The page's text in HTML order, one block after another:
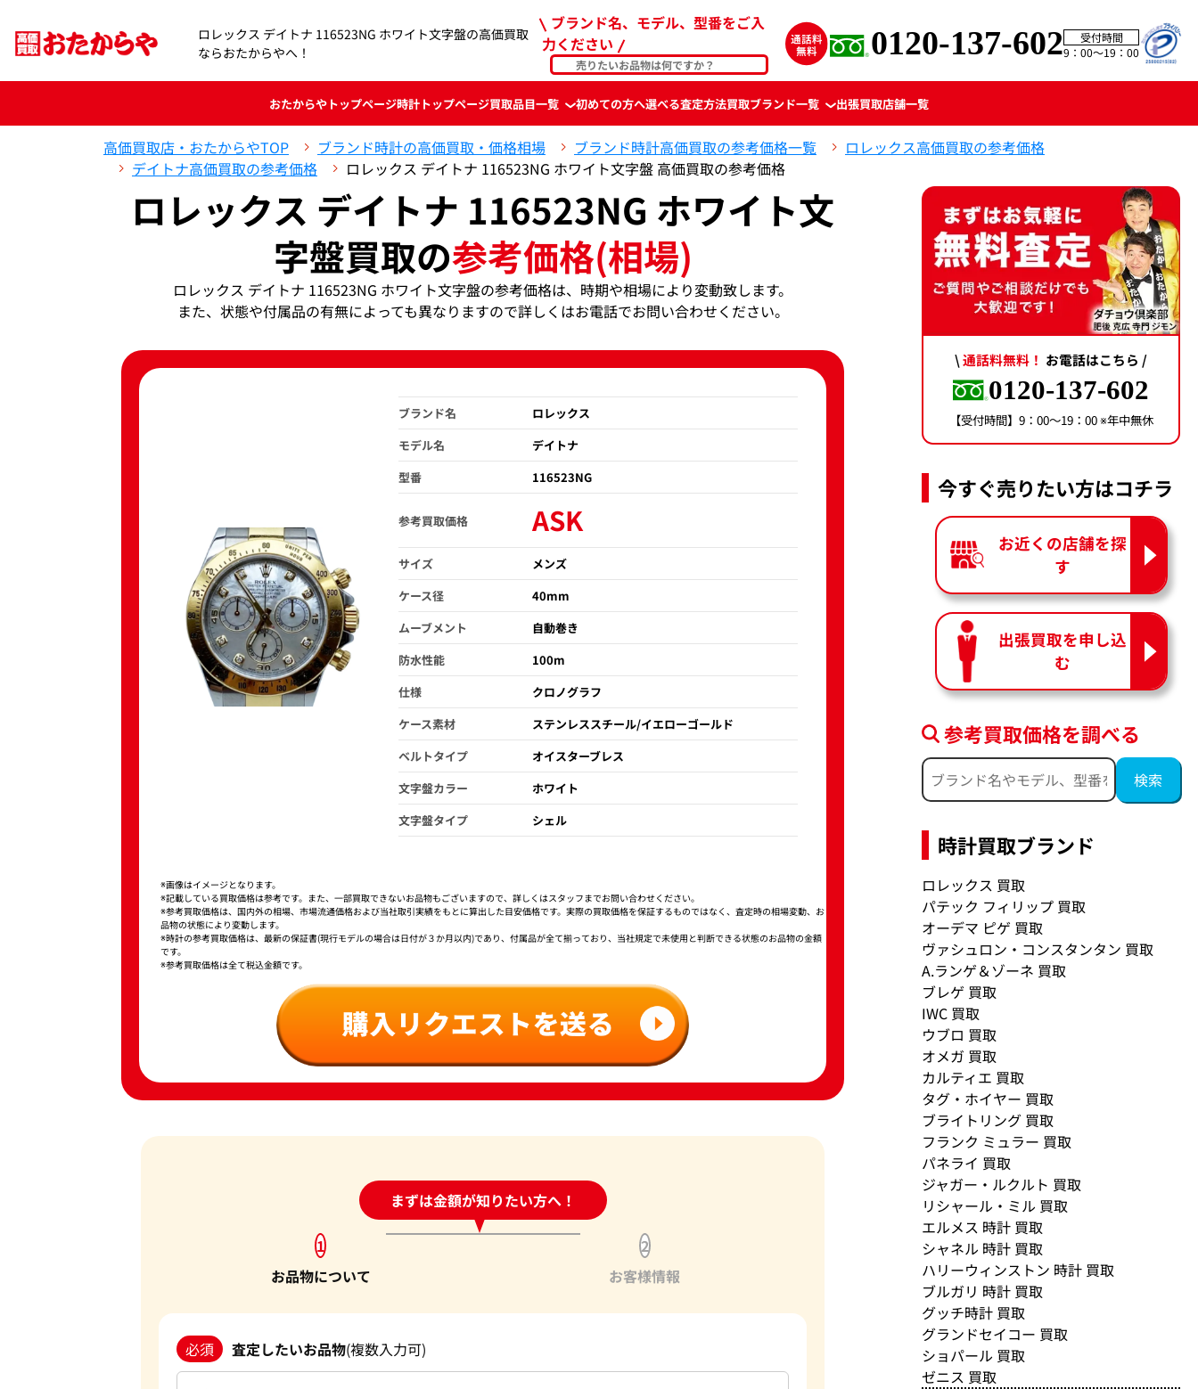
ロレックス デイトナ 116523NG ホワイト文字盤の高価買取
ならおたからやへ！
ブランド名、モデル、型番をご入
力ください
0120-137-602
受付時間
9：00〜19：00
おたからやトップページ時計トップページ買取品目一覧 初めての方へ選べる査定方法買取ブランド一覧 出張買取店舗一覧
高価買取店・おたからやTOP ブランド時計の高価買取・価格相場 ブランド時計高価買取の参考価格一覧
ロレックス高価買取の参考価格
デイトナ高価買取の参考価格
ロレックス デイトナ 116523NG ホワイト文字盤 高価買取の参考価格
ロレックス デイトナ 116523NG ホワイト文
字盤買取の参考価格(相場)
ロレックス デイトナ 116523NG ホワイト文字盤の参考価格は、時期や相場により変動致します。
また、状態や付属品の有無によっても異なりますので詳しくはお電話でお問い合わせください。
ブランド名
ロレックス
モデル名
デイトナ
型番
116523NG
参考買取価格 ASK
サイズ
メンズ
ケース径
40mm
ムーブメント
自動巻き
防水性能
100m
仕様
クロノグラフ
ケース素材
ステンレススチール/イエローゴールド
ベルトタイプ
オイスターブレス
文字盤カラー
ホワイト
文字盤タイプ
シェル
※画像はイメージとなります。
※記載している買取価格は参考です。また、一部買取できないお品物もございますので、詳しくはスタッフまでお問い合わせください。
※参考買取価格は、国内外の相場、市場流通価格および当社取引実績をもとに算出した目安価格です。実際の買取価格を保証するものではなく、査定時の相場変動、お
品物の状態により変動します。
※時計の参考買取価格は、最新の保証書(現行モデルの場合は日付が３か月以内)であり、付属品が全て揃っており、当社規定で未使用と判断できる状態のお品物の金額
です。
※参考買取価格は全て税込金額です。
まずは金額が知りたい方へ！
24時間受付中!問い合わせフォーム
1
お品物について
2
お客様情報
必須 査定したいお品物(複数入力可)
\通話料無料！ お電話はこちら /
0120-137-602
【受付時間】9：00〜19：00 ※年中無休
今すぐ売りたい方はコチラ
お近くの店舗を探
す
出張買取を申し込
む
参考買取価格を調べる
時計買取ブランド
ロレックス 買取
パテック フィリップ 買取
オーデマ ピゲ 買取
ヴァシュロン・コンスタンタン 買取
A.ランゲ＆ゾーネ 買取
ブレゲ 買取
IWC 買取
ウブロ 買取
オメガ 買取
カルティエ 買取
タグ・ホイヤー 買取
ブライトリング 買取
フランク ミュラー 買取
パネライ 買取
ジャガー・ルクルト 買取
リシャール・ミル 買取
エルメス 時計 買取
シャネル 時計 買取
ハリーウィンストン 時計 買取
ブルガリ 時計 買取
グッチ時計 買取
グランドセイコー 買取
ショパール 買取
ゼニス 買取